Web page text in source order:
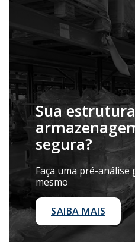
Sua
segura?
Faça uma pré-
mesmo
SAIBA MAIS